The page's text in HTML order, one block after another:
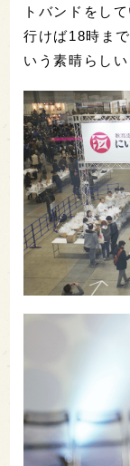
トバンドをし
行けば18時ま
いう素晴らし